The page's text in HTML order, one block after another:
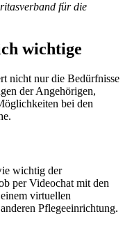
für die
wichtige
nicht nur die Bedürfnisse
der Angehörigen,
bei den
wichtig der
per Videochat mit den
virtuellen
Pflegeeinrichtung.